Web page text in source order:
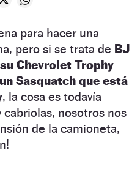
para hacer una
pero si se trata de BJ
Chevrolet Trophy
Sasquatch que está
, la cosa es todavía
nosotros nos
de la camioneta,